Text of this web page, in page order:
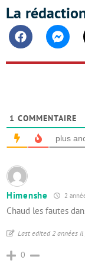
La
Facebook
1 COMMENTAIRE
plus
Himenshe 2
Chaud les fautes
Last edited 2 années il
0